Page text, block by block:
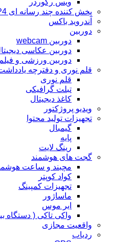
ویس رکوردر
پخش کننده چند رسانه ای MP3،MP4
آندروید باکس
دوربین
دوربین webcam
دوربین عکاسی
دوربین‌ ورزشی و
قلم نوری و دفترچه
قلم نوری
تبلت گرافیکی
کاغذ دیجیتال
ویدیو پروژکتور
تجهیزات تولید محتوا
گیمبال
پایه
رینگ لایت
گجت های هوشمند
مچبند و ساعت
کواد کوپتر
تجهیزات کمپینگ
ماساژور
ایر موس
واکی تاکی ( دستگاه
واقعیت مجازی
ردیاب